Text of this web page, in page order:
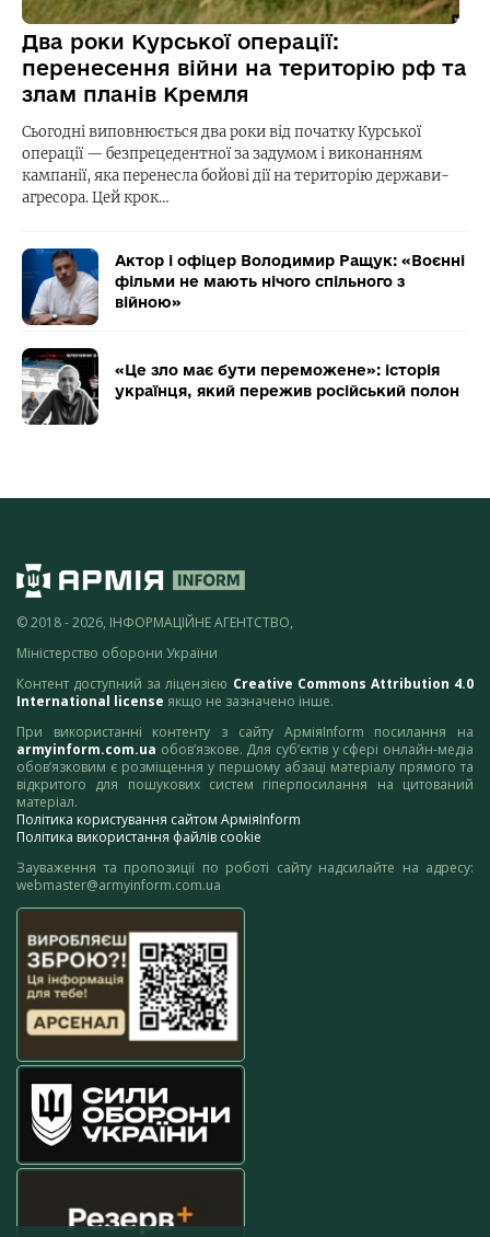
Два роки Курської операції:
перенесення війни на територію рф та
злам планів Кремля
Сьогодні виповнюється два роки від початку Курської
операції — безпрецедентної за задумом і виконанням
кампанії, яка перенесла бойові дії на територію держави-
агресора. Цей крок…
Актор і офіцер Володимир Ращук: «Воєнні
фільми не мають нічого спільного з
війною»
«Це зло має бути переможене»: історія
українця, який пережив російський полон
© 2018 - 2026, ІНФОРМАЦІЙНЕ АГЕНТСТВО,
Міністерство оборони України
Контент доступний за ліцензією Creative Commons Attribution 4.0
International license якщо не зазначено інше.
При використанні контенту з сайту АрміяInform посилання на
armyinform.com.ua обов’язкове. Для суб’єктів у сфері онлайн-медіа
обов’язковим є розміщення у першому абзаці матеріалу прямого та
відкритого для пошукових систем гіперпосилання на цитований
матеріал.
Політика користування сайтом АрміяInform
Політика використання файлів cookie
Зауваження та пропозиції по роботі сайту надсилайте на адресу:
webmaster@armyinform.com.ua